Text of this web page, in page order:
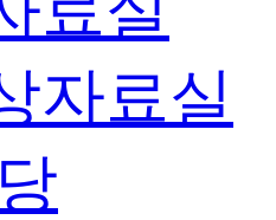
자료실